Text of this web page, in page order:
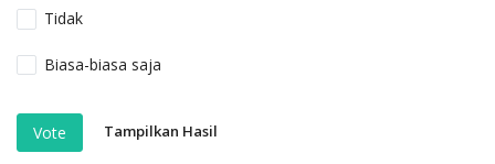
Tidak
Biasa-biasa saja
Vote Tampilkan Hasil